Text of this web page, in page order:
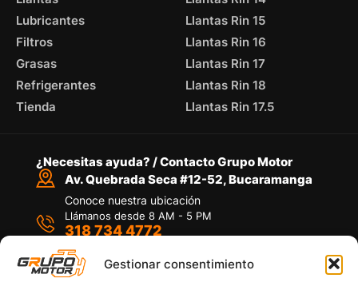
Gestionar consentimiento
Lubricantes
Filtros
Grasas
Refrigerantes
Tienda
Llantas Rin 15
Llantas Rin 16
Llantas Rin 17
Llantas Rin 18
Llantas Rin 17.5
¿Necesitas ayuda? / Contacto Grupo Motor
Av. Quebrada Seca #12-52, Bucaramanga
Conoce nuestra ubicación
Llámanos desde 8 AM - 5 PM
318 734 4772
Por medio de WhatsApp